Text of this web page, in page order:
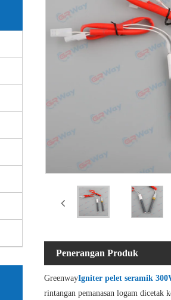
Penerangan Produk
GreenwayIgniter pelet seramik
rintangan pemanasan logam dicetak